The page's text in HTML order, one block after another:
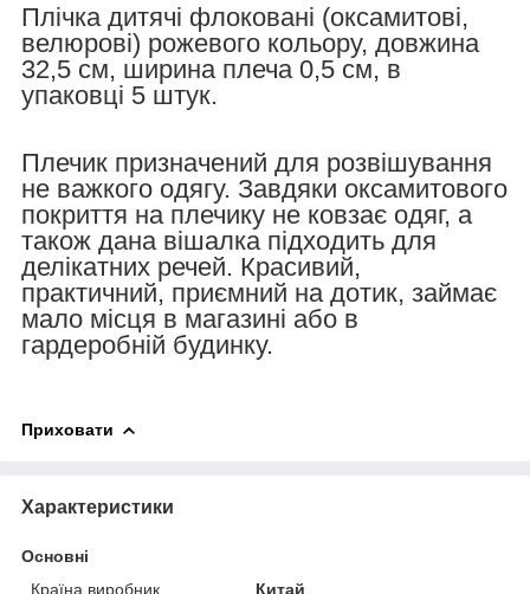
Плічка дитячі флоковані (оксамитові,
велюрові) рожевого кольору, довжина
32,5 см, ширина плеча 0,5 см, в
упаковці 5 штук.
Плечик призначений для розвішування
не важкого одягу. Завдяки оксамитового
покриття на плечику не ковзає одяг, а
також дана вішалка підходить для
делікатних речей. Красивий,
практичний, приємний на дотик, займає
мало місця в магазині або в
гардеробній будинку.
Приховати
Характеристики
Основні
Країна виробник
Китай